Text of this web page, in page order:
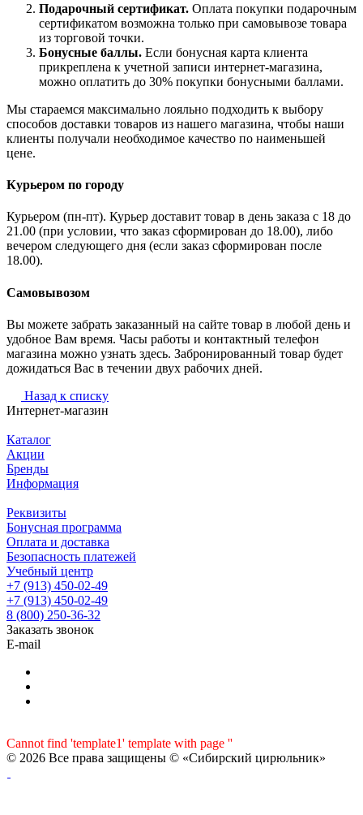
Подарочный сертификат. Оплата покупки подарочным
сертификатом возможна только при самовывозе товара
из торговой точки.
Бонусные баллы. Если бонусная карта клиента
прикреплена к учетной записи интернет-магазина,
можно оплатить до 30% покупки бонусными баллами.
Мы стараемся максимально лояльно подходить к выбору
способов доставки товаров из нашего магазина, чтобы наши
клиенты получали необходимое качество по наименьшей
цене.
Курьером по городу
Курьером (пн-пт). Курьер доставит товар в день заказа с 18 до
21.00 (при условии, что заказ сформирован до 18.00), либо
вечером следующего дня (если заказ сформирован после
18.00).
Самовывозом
Вы можете забрать заказанный на сайте товар в любой день и
удобное Вам время. Часы работы и контактный телефон
магазина можно узнать здесь. Забронированный товар будет
дожидаться Вас в течении двух рабочих дней.
Назад к списку
Интернет-магазин
Каталог
Акции
Бренды
Информация
Реквизиты
Бонусная программа
Оплата и доставка
Безопасность платежей
Учебный центр
+7 (913) 450-02-49
+7 (913) 450-02-49
8 (800) 250-36-32
Заказать звонок
E-mail
Cannot find 'template1' template with page ''
© 2026 Все права защищены © «Сибирский цирюльник»